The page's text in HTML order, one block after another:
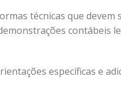
técnicas que
contábeis
específicas e